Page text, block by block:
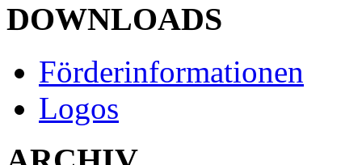
DOWNLOADS
Förderinformationen
Logos